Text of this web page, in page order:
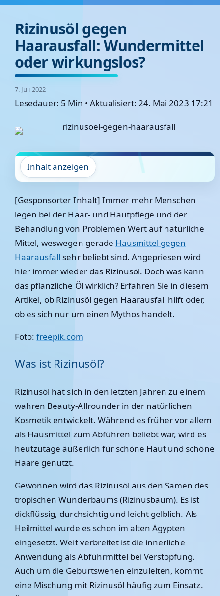
Rizinusöl gegen
Haarausfall: Wundermittel
oder wirkungslos?
7. Juli 2022
Lesedauer: 5 Min • Aktualisiert: 24. Mai 2023 17:21
Inhalt anzeigen
[Gesponsorter Inhalt] Immer mehr Menschen
legen bei der Haar- und Hautpflege und der
Behandlung von Problemen Wert auf natürliche
Mittel, weswegen gerade Hausmittel gegen
Haarausfall sehr beliebt sind. Angepriesen wird
hier immer wieder das Rizinusöl. Doch was kann
das pflanzliche Öl wirklich? Erfahren Sie in diesem
Artikel, ob Rizinusöl gegen Haarausfall hilft oder,
ob es sich nur um einen Mythos handelt.
Foto:freepik.com
Was ist Rizinusöl?
Rizinusöl hat sich in den letzten Jahren zu einem
wahren Beauty-Allrounder in der natürlichen
Kosmetik entwickelt. Während es früher vor allem
als Hausmittel zum Abführen beliebt war, wird es
heutzutage äußerlich für schöne Haut und schöne
Haare genutzt.
Gewonnen wird das Rizinusöl aus den Samen des
tropischen Wunderbaums (Rizinusbaum). Es ist
dickflüssig, durchsichtig und leicht gelblich. Als
Heilmittel wurde es schon im alten Ägypten
eingesetzt. Weit verbreitet ist die innerliche
Anwendung als Abführmittel bei Verstopfung.
Auch um die Geburtswehen einzuleiten, kommt
eine Mischung mit Rizinusöl häufig zum Einsatz.